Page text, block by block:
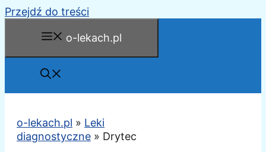
Przejdź do treści
o-lekach.pl
o-lekach.pl » Leki
diagnostyczne » Drytec